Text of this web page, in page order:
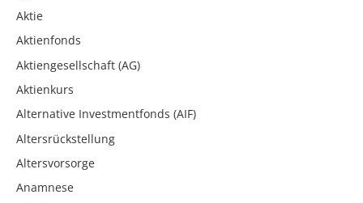
Aktie
Aktienfonds
Aktiengesellschaft (AG)
Aktienkurs
Alternative Investmentfonds (AIF)
Altersrückstellung
Altersvorsorge
Anamnese